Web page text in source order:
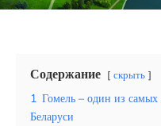
Калининград
Крым
Содержание скрыть
1 Гомель – один из
Беларуси